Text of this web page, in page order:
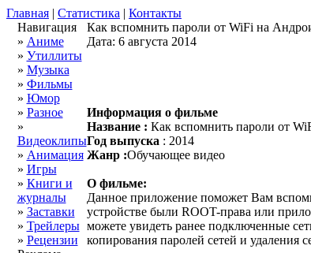
Главная | Статистика | Контакты
Навигация
» Аниме
» Утиллиты
» Музыка
» Фильмы
» Юмор
» Разное
»
Видеоклипы
» Анимация
» Игры
» Книги и
журналы
» Заставки
» Трейлеры
» Рецензии
Как вспомнить пароли от WiFi на
Дата: 6 августа 2014
Информация о фильме
Название : Как вспомнить пароли от
Год выпуска : 2014
Жанр :Обучающее видео
О фильме:
Данное приложение поможет Вам
устройстве были ROOT-права или
можете увидеть ранее подключенные
копирования паролей сетей и удаления